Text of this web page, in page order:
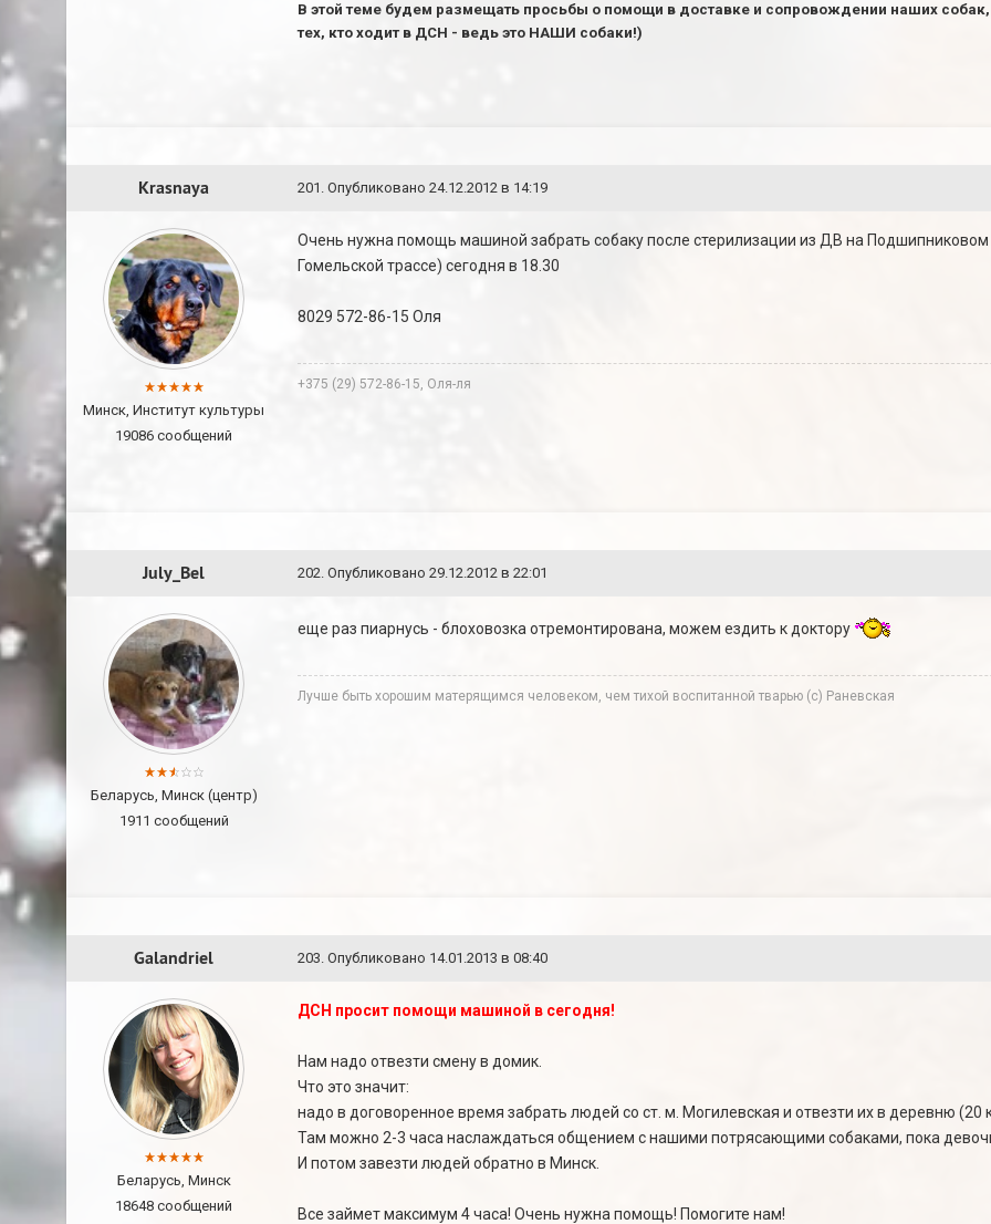
В этой теме будем размещать просьбы о помощи в доставке и сопровождении наших собак,
тех, кто ходит в ДСН - ведь это НАШИ собаки!)
Krasnaya 201 . Опубликовано 24.12.2012 в 14:19
Минск, Институт культуры
19086 сообщений
Очень нужна помощь машиной забрать собаку после стерилизации из ДВ на
Гомельской трассе) сегодня в 18.30
8029 572-86-15 Оля
+375 (29) 572-86-15, Оля-ля
July_Bel 202. Опубликовано 29.12.2012 в 22:01
Беларусь, Минск (центр)
1911 сообщений
еще раз пиарнусь - блоховозка отремонтирована, можем ездить к доктору
Лучше быть хорошим матерящимся человеком, чем тихой воспитанной тварью (с) Раневская
Galandriel 203. Опубликовано 14.01.2013 в 08:40
Беларусь, Минск
18648 сообщений
ДСН просит помощи машиной в сегодня!
Нам надо отвезти смену в домик.
Что это значит:
надо в договоренное время забрать людей со ст. м. Могилевская и отвезти их в деревню (20
Там можно 2-3 часа наслаждаться общением с нашими потрясающими собаками, пока
И потом завезти людей обратно в Минск.
Все займет максимум 4 часа! Очень нужна помощь! Помогите нам!